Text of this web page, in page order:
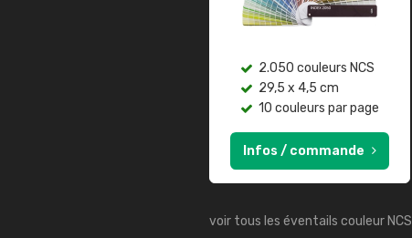
2.050 couleurs NCS
29,5 x 4,5 cm
10 couleurs par page
Infos / commande
voir tous les éventails couleur NCS